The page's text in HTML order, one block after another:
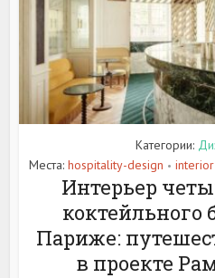
Категории:
Места: hospitality-design •
Интерьер
коктейльного
Париже:
в проекте